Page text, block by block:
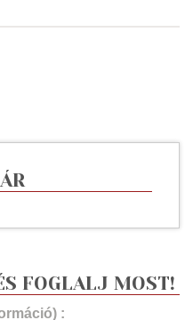
FOGLALJ MOST!
: